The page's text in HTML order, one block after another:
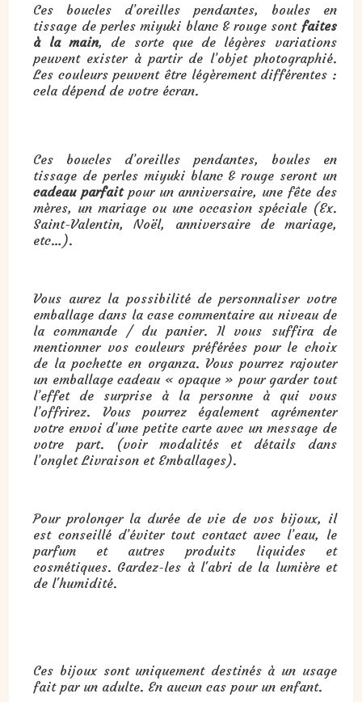
Ces boucles d’oreilles pendantes, boules en
tissage de perles miyuki blanc & rouge sont faites
à la main, de sorte que de légères variations
peuvent exister à partir de l’objet photographié.
Les couleurs peuvent être légèrement différentes :
cela dépend de votre écran.
Ces boucles d’oreilles pendantes, boules en
tissage de perles miyuki blanc & rouge seront un
cadeau parfaitpour un anniversaire, une fête des
mères, un mariage ou une occasion spéciale (Ex.
Saint-Valentin, Noël, anniversaire de mariage,
etc…).
Vous aurez la possibilité de personnaliser votre
emballage dans la case commentaire au niveau de
la commande / du panier. Il vous suffira de
mentionner vos couleurs préférées pour le choix
de la pochette en organza. Vous pourrez rajouter
un emballage cadeau « opaque » pour garder tout
l’effet de surprise à la personne à qui vous
l’offrirez. Vous pourrez également agrémenter
votre envoi d’une petite carte avec un message de
votre part. (voir modalités et détails dans
l’onglet Livraison et Emballages).
Pour prolonger la durée de vie de vos bijoux, il
est conseillé d’éviter tout contact avec l’eau, le
parfum et autres produits liquides et
cosmétiques. Gardez-les à l'abri de la lumière et
de l'humidité.
Ces bijoux sont uniquement destinés à un usage
fait par un adulte. En aucun cas pour un enfant.